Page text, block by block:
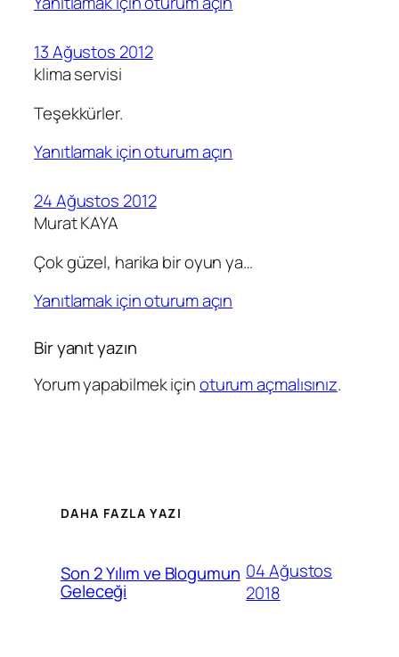
13 Ağustos 2012
klima servisi
Teşekkürler.
Yanıtlamak için oturum açın
24 Ağustos 2012
Murat KAYA
Çok güzel, harika bir oyun ya…
Yanıtlamak için oturum açın
Bir yanıt yazın
Yorum yapabilmek içinoturum açmalısınız.
DAHA FAZLA YAZI
Son 2 Yılım ve Blogumun
Geleceği
04 Ağustos
2018